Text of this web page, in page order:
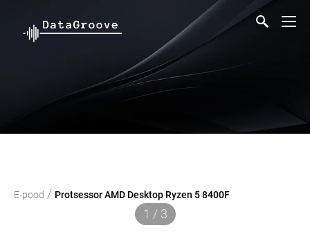
E-pood / Protsessor AMD Desktop Ryzen 5 8400F
1 / 3